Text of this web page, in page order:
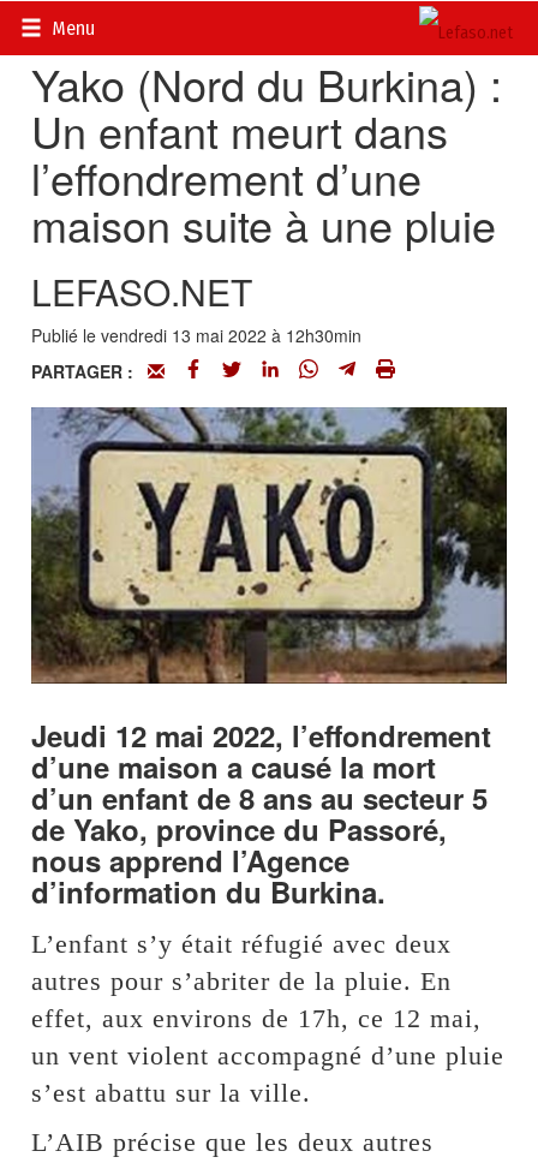
Menu
Accueil>
Yako (Nord du Burkina) :
Un enfant meurt dans
l’effondrement d’une
maison suite à une pluie
LEFASO.NET
Publié le vendredi 13 mai 2022 à 12h30min
PARTAGER :
Jeudi 12 mai 2022, l’effondrement
d’une maison a causé la mort
d’un enfant de 8 ans au secteur 5
de Yako, province du Passoré,
nous apprend l’Agence
d’information du Burkina.
L’enfant s’y était réfugié avec deux
autres pour s’abriter de la pluie. En
effet, aux environs de 17h, ce 12 mai,
un vent violent accompagné d’une pluie
s’est abattu sur la ville.
L’AIB précise que les deux autres